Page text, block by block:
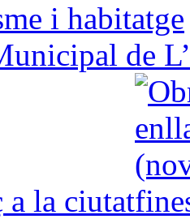
i habitatge
de
a la ciutat